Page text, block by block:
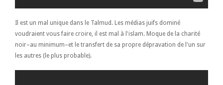
Il est un mal unique dans le Talmud. Les médias juifs dominé
voudraient vous faire croire, il est mal à l'islam. Moque de la charité
noir–au minimum–et le transfert de sa propre dépravation de l'un sur
les autres (le plus probable).